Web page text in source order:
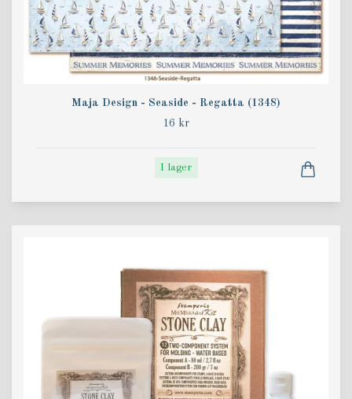
Maja Design - Seaside - Regatta (1348)
16 kr
I lager